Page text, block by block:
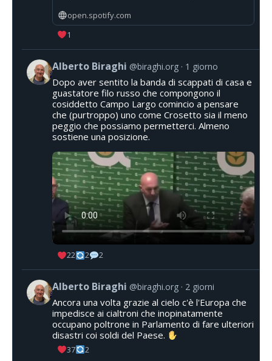
open.spotify.com
1
Alberto Biraghi @biraghi.org 1 giorno
Dopo aver sentito la banda di scappati di casa e
guastatore filo russo che compongono il
cosiddetto Campo Largo comincio a pensare
che (purtroppo) uno come Crosetto sia il meno
peggio che possiamo permetterci. Almeno
sostiene una posizione.
22 2 2
Alberto Biraghi @biraghi.org 2 giorni
Ancora una volta grazie al cielo c'è l'Europa che
impedisce ai cialtroni che inopinatamente
occupano poltrone in Parlamento di fare ulteriori
disastri coi soldi del Paese.
37 2